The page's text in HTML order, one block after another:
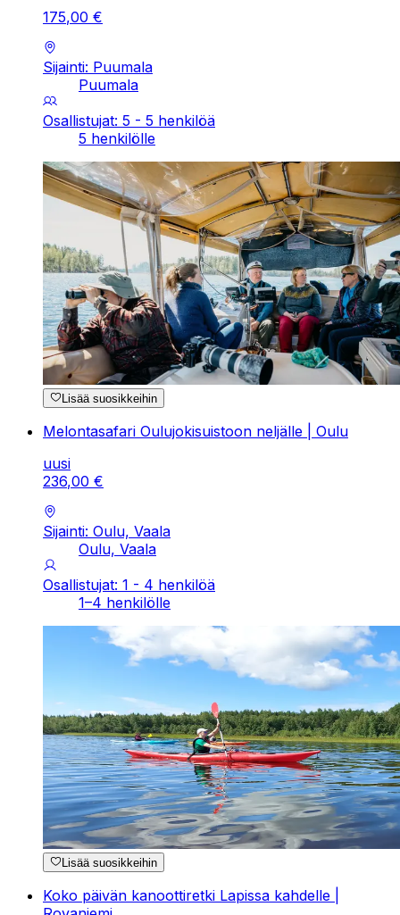
175,00 €
Sijainti: Puumala
Puumala
Osallistujat: 5 - 5 henkilöä
5 henkilölle
Lisää suosikkeihin
Melontasafari Oulujokisuistoon neljälle | Oulu
uusi
236,00 €
Sijainti: Oulu, Vaala
Oulu, Vaala
Osallistujat: 1 - 4 henkilöä
1–4 henkilölle
Lisää suosikkeihin
Koko päivän kanoottiretki Lapissa kahdelle |